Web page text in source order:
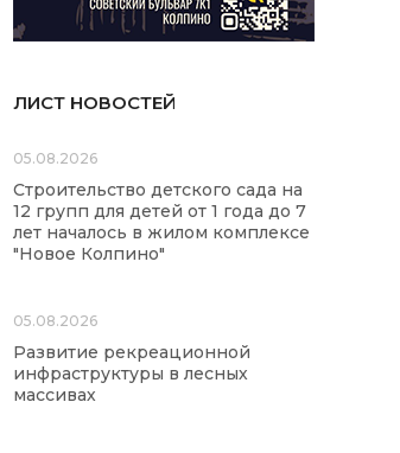
ЛИСТ НОВОСТЕЙ
05.08.2026
Строительство детского сада на
12 групп для детей от 1 года до 7
лет началось в жилом комплексе
"Новое Колпино"
05.08.2026
Развитие рекреационной
инфраструктуры в лесных
массивах